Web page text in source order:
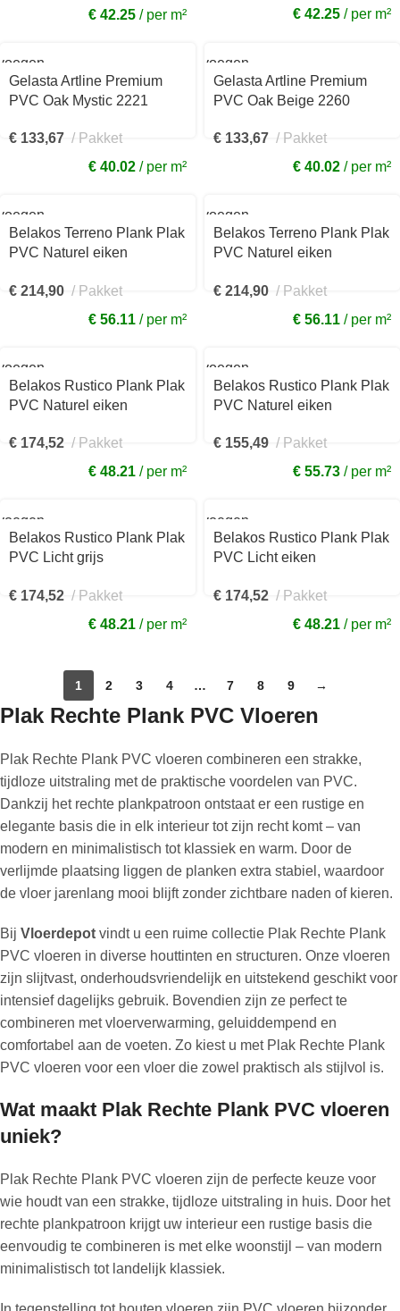
€ 42.25
per m²
€ 42.25
per m²
Gelasta Artline Premium
PVC Oak Mystic 2221
€ 133,67
Pakket
€ 40.02
per m²
Toevoegen
winkelwagen
Gelasta Artline Premium
PVC Oak Beige 2260
€ 133,67
Pakket
€ 40.02
per m²
Belakos Terreno Plank Plak
PVC Naturel eiken
€ 214,90
Pakket
€ 56.11
per m²
Toevoegen
aan
winkelwagen
Belakos Terreno Plank Plak
PVC Naturel eiken
€ 214,90
Pakket
€ 56.11
per m²
Belakos Rustico Plank Plak
PVC Naturel eiken
€ 174,52
Pakket
€ 48.21
per m²
Toevoegen
aan
winkelwagen
Belakos Rustico Plank Plak
PVC Naturel eiken
€ 155,49
Pakket
€ 55.73
per m²
Belakos Rustico Plank Plak
PVC Licht grijs
€ 174,52
Pakket
€ 48.21
per m²
Toevoegen
aan
winkelwagen
Belakos Rustico Plank Plak
PVC Licht eiken
€ 174,52
Pakket
€ 48.21
per m²
1 2 3 4 … 7 8 9 →
Plak Rechte Plank PVC Vloeren
Plak Rechte Plank PVC vloeren combineren een strakke,
tijdloze uitstraling met de praktische voordelen van PVC.
Dankzij het rechte plankpatroon ontstaat er een rustige en
elegante basis die in elk interieur tot zijn recht komt – van
modern en minimalistisch tot klassiek en warm. Door de
verlijmde plaatsing liggen de planken extra stabiel, waardoor
de vloer jarenlang mooi blijft zonder zichtbare naden of kieren.
Bij Vloerdepot vindt u een ruime collectie Plak Rechte Plank
PVC vloeren in diverse houttinten en structuren. Onze vloeren
zijn slijtvast, onderhoudsvriendelijk en uitstekend geschikt voor
intensief dagelijks gebruik. Bovendien zijn ze perfect te
combineren met vloerverwarming, geluiddempend en
comfortabel aan de voeten. Zo kiest u met Plak Rechte Plank
PVC vloeren voor een vloer die zowel praktisch als stijlvol is.
Wat maakt Plak Rechte Plank PVC vloeren
uniek?
Plak Rechte Plank PVC vloeren zijn de perfecte keuze voor
wie houdt van een strakke, tijdloze uitstraling in huis. Door het
rechte plankpatroon krijgt uw interieur een rustige basis die
eenvoudig te combineren is met elke woonstijl – van modern
minimalistisch tot landelijk klassiek.